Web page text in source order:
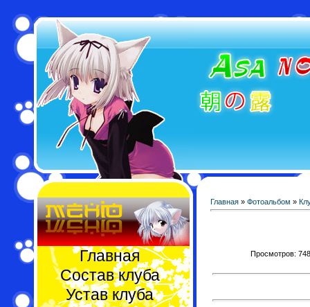
Главная
Состав клуба
Устав клуба
Главная » Фотоальбом »
Просмотров: